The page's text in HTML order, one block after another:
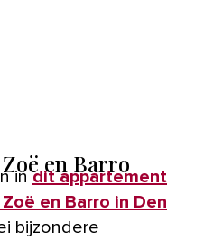
en Barro
indit appartement
en Barro in Den
bijzondere